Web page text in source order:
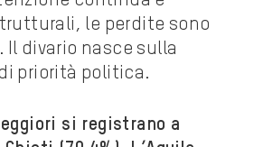
le perdite sono
Il divario nasce sulla
priorità politica.
si registrano a